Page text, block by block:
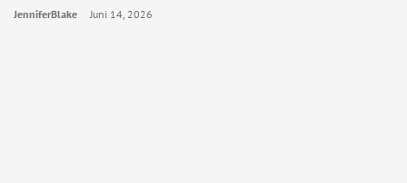
JenniferBlake Juni 14, 2026